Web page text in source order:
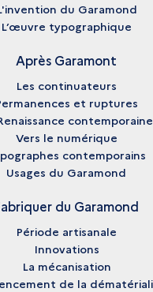
du Garamond
L’œuvre typographique
Après Garamont
Les continuateurs
et ruptures
contemporaine
Vers le numérique
contemporains
Usages du Garamond
du Garamond
Période artisanale
Innovations
La mécanisation
de la